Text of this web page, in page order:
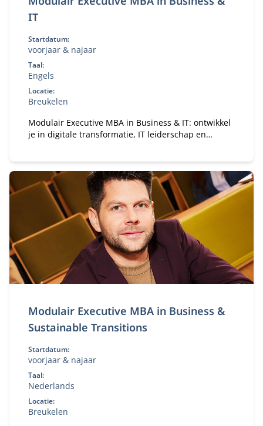
IT
Startdatum:
voorjaar & najaar
Taal:
Engels
Locatie:
Breukelen
Modulair Executive MBA in Business & IT: ontwikkel
je in digitale transformatie, IT leiderschap en
Modulair Executive MBA in Business &
Sustainable Transitions
Startdatum:
voorjaar & najaar
Taal:
Nederlands
Locatie:
Breukelen